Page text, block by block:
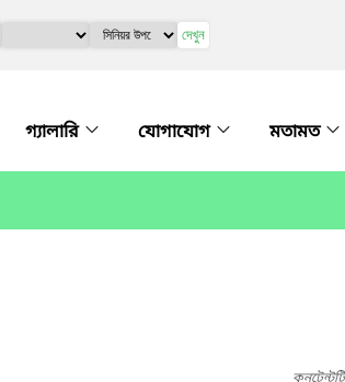
দেখুন
গ্যালারি যোগাযোগ মতামত